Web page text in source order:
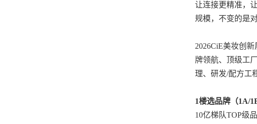
让连接更精准，
规模，不变的是
2026CiE美妆创
牌领航、顶级工
理、研发/配方工
1楼选品牌（1A/
10亿梯队TOP级